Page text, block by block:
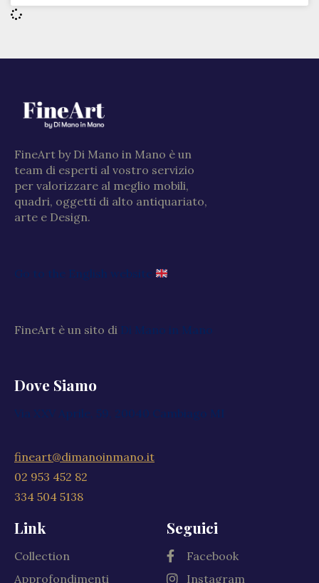
FineArt by Di Mano in Mano è un
team di esperti al vostro servizio
per valorizzare al meglio mobili,
quadri, oggetti di alto antiquariato,
arte e Design.
Go to the English website
FineArt è un sito di Di Mano in Mano
Dove Siamo
Via XXV Aprile, 59, 20040 Cambiago MI
fineart@dimanoinmano.it
02 953 452 82
334 504 5138
Link
Collection
Approfondimenti
Seguici
Facebook
Instagram